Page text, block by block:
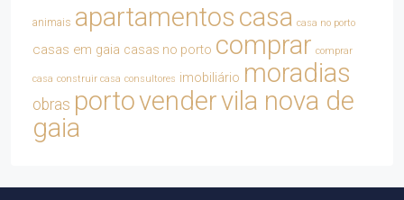
animais apartamentos casa casa no porto
casas em gaia casas no porto comprar comprar
casa construir casa consultores imobiliário moradias
obras portovendervila nova de
gaia